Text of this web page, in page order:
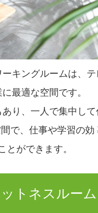
キングルームは、
最適な空間です。
り、一人で集中し
で、仕事や学習の
とができます。
トネスルーム